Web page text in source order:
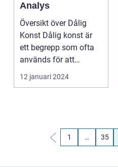
Analys
Översikt över Dålig
Konst Dålig konst är
ett begrepp som ofta
används för att
beskriva konstverk
so...
12 januari 2024
1 … 35